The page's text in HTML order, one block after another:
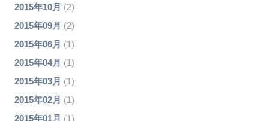
2015年10月 (2)
2015年09月 (2)
2015年06月 (1)
2015年04月 (1)
2015年03月 (1)
2015年02月 (1)
2015年01月 (1)